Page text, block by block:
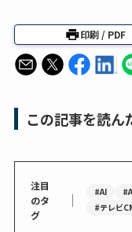
印刷 / PDF
この記事を読ん
注目
のタ
グ
｜ #AI
#テレビ